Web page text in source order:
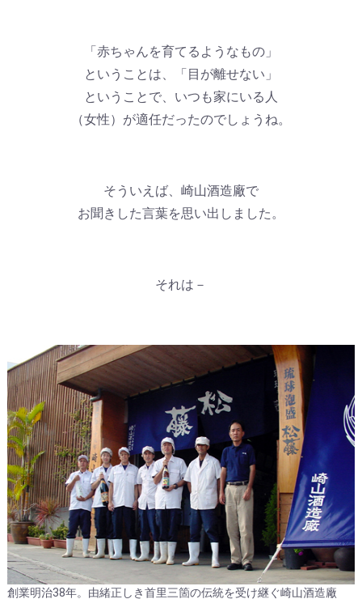
「赤ちゃんを育てるようなもの」
ということは、「目が離せない」
ということで、いつも家にいる人
（女性）が適任だったのでしょうね。
そういえば、崎山酒造廠で
お聞きした言葉を思い出しました。
それは－
創業明治38年。由緒正しき首里三箇の伝統を受け継ぐ崎山酒造廠